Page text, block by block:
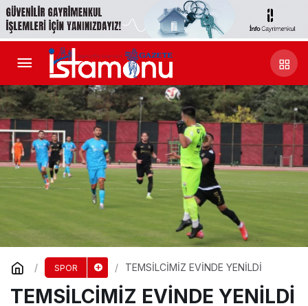
SPOR TEMSİLCİMİZ EVİNDE YENİLDİ
TEMSİLCİMİZ EVİNDE YENİLDİ